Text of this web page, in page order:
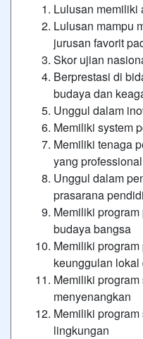
Lulusan memiliki
Lulusan mampu
jurusan favorit
Skor ujian
Berprestasi di
budaya dan
Unggul dalam
Memiliki system
Memiliki tenaga
yang professional
Unggul dalam
prasarana
Memiliki
budaya bangsa
Memiliki
keunggulan
Memiliki
menyenangkan
Memiliki
lingkungan